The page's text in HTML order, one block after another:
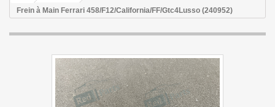
Frein à Main Ferrari 458/F12/California/FF/Gtc4Lusso (240952)